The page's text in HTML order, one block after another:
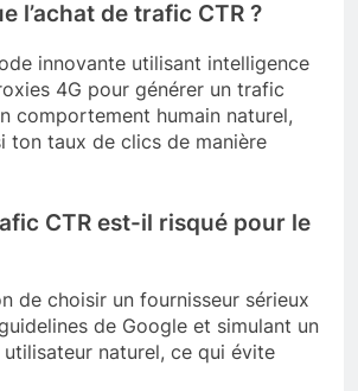
l’achat de trafic CTR ?
innovante utilisant intelligence
4G pour générer un trafic
comportement humain naturel,
ton taux de clics de manière
CTR est-il risqué pour le
de choisir un fournisseur sérieux
de Google et simulant un
naturel, ce qui évite